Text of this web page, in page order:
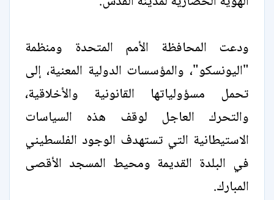
ودعت المحافظة الأمم المتحدة ومنظمة
"اليونسكو"، والمؤسسات الدولية المعنية، إلى
تحمل مسؤولياتها القانونية والأخلاقية،
والتحرك العاجل لوقف هذه السياسات
الاستيطانية التي تستهدف الوجود الفلسطيني
في البلدة القديمة ومحيط المسجد الأقصى
المبارك.